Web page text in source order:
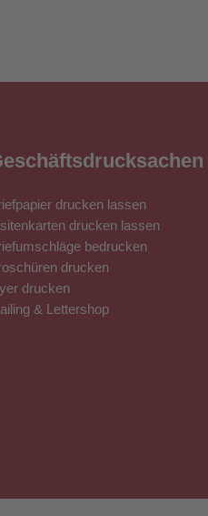
drucken lassen
drucken lassen
bedrucken
drucken
drucken
& Lettershop